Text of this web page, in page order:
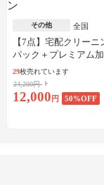
その他 全国
【7点】宅配クリー
パック＋プレミアム加
29枚売れています
24,200円
12,000 円 50%OFF